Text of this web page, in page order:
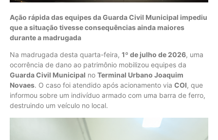
Ação rápida das equipes da Guarda Civil Municipal impediu
que a situação tivesse consequências ainda maiores
durante a madrugada
Na madrugada desta quarta-feira, 1º de julho de 2026, uma
ocorrência de dano ao patrimônio mobilizou equipes da
Guarda Civil Municipal no Terminal Urbano Joaquim
Novaes. O caso foi atendido após acionamento via COI, que
informou sobre um indivíduo armado com uma barra de ferro,
destruindo um veículo no local.